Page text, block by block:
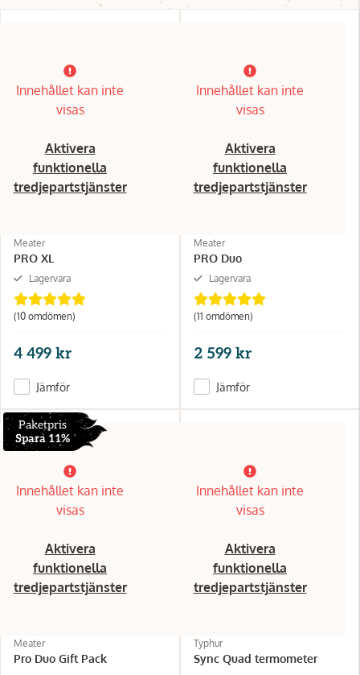
Innehållet kan inte
visas
Aktivera
funktionella
tredjepartstjänster
Meater
PRO XL
Lagervara
(10 omdömen)
4 499 kr
Jämför
Innehållet kan inte
visas
Aktivera
funktionella
tredjepartstjänster
Meater
PRO Duo
Lagervara
(11 omdömen)
2 599 kr
Jämför
Paketpris
Spara 11%
Innehållet kan inte
visas
Aktivera
funktionella
tredjepartstjänster
Meater
Pro Duo Gift Pack
Innehållet kan inte
visas
Aktivera
funktionella
tredjepartstjänster
Typhur
Sync Quad termometer